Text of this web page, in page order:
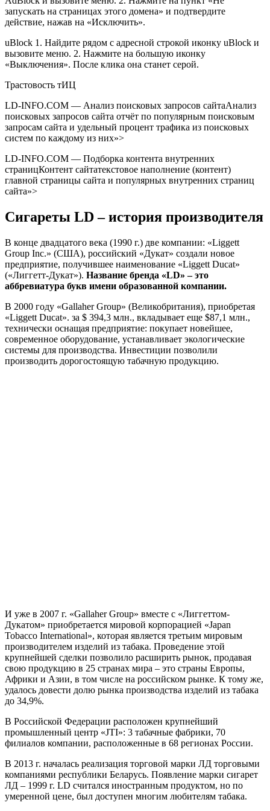
запускать на страницах этого домена» и подтвердите
действие, нажав на «Исключить».
uBlock 1. Найдите рядом с адресной строкой иконку uBlock и
вызовите меню. 2. Нажмите на большую иконку
«Выключения». После клика она станет серой.
Трастовость тИЦ
LD-INFO.COM — Анализ поисковых запросов сайтаАнализ
поисковых запросов сайта отчёт по популярным поисковым
запросам сайта и удельный процент трафика из поисковых
систем по каждому из них»>
LD-INFO.COM — Подборка контента внутренних
страницКонтент сайтатекстовое наполнение (контент)
главной страницы сайта и популярных внутренних страниц
сайта»>
Сигареты LD – история производителя
В конце двадцатого века (1990 г.) две компании: «Liggett
Group Inc.» (США), российский «Дукат» создали новое
предприятие, получившее наименование «Liggett Ducat»
(«Лиггетт-Дукат»). Название бренда «LD» – это
аббревиатура букв имени образованной компании.
В 2000 году «Gallaher Group» (Великобритания), приобретая
«Liggett Ducat». за $ 394,3 млн., вкладывает еще $87,1 млн.,
технически оснащая предприятие: покупает новейшее,
современное оборудование, устанавливает экологические
системы для производства. Инвестиции позволили
производить дорогостоящую табачную продукцию.
И уже в 2007 г. «Gallaher Group» вместе с «Лиггеттом-
Дукатом» приобретается мировой корпорацией «Japan
Tobacco International», которая является третьим мировым
производителем изделий из табака. Проведение этой
крупнейшей сделки позволило расширить рынок, продавая
свою продукцию в 25 странах мира – это страны Европы,
Африки и Азии, в том числе на российском рынке. К тому же,
удалось довести долю рынка производства изделий из табака
до 34,9%.
В Российской Федерации расположен крупнейший
промышленный центр «JTI»: 3 табачные фабрики, 70
филиалов компании, расположенные в 68 регионах России.
В 2013 г. началась реализация торговой марки ЛД торговыми
компаниями республики Беларусь. Появление марки сигарет
ЛД – 1999 г. LD считался иностранным продуктом, но по
умеренной цене, был доступен многим любителям табака.